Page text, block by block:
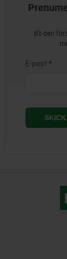
Bli den